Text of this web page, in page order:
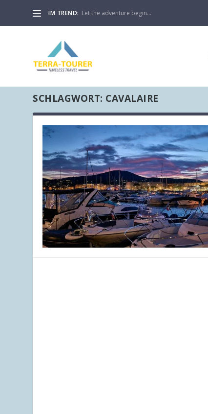
IM TREND: Let the adventure begin…
SCHLAGWORT: CAVALAIRE